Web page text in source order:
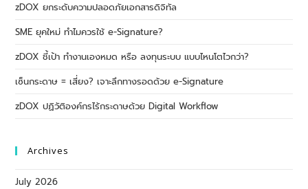
zDOX ยกระดับความปลอดภัยเอกสารดิจิทัล
SME ยุคใหม่ ทำไมควรใช้ e-Signature?
zDOX ชี้เป้า ทำงานเองหมด หรือ ลงทุนระบบ แบบไหนโตไวกว่า?
เซ็นกระดาษ = เสี่ยง? เจาะลึกทางรอดด้วย e-Signature
zDOX ปฏิวัติองค์กรไร้กระดาษด้วย Digital Workflow
Archives
July 2026